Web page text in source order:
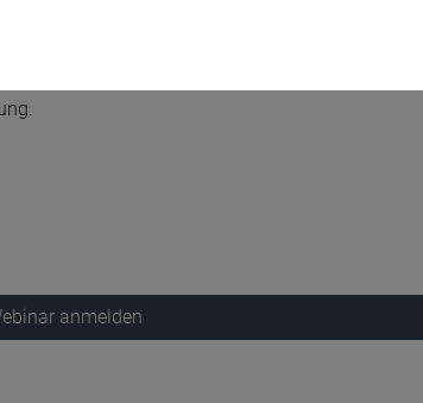
diese E-Mail an interessierte Kolleginnen und
anmelden